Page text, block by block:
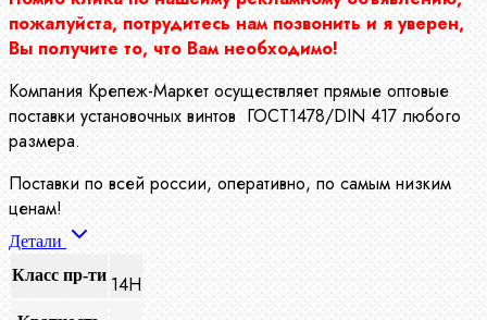
пожалуйста, потрудитесь нам позвонить и я уверен,
Вы получите то, что Вам необходимо!
Компания Крепеж-Маркет осуществляет прямые оптовые
поставки установочных винтов ГОСТ1478/DIN 417 любого
размера.
Поставки по всей россии, оперативно, по самым низким
ценам!
Детали
Класс пр-ти 14Н